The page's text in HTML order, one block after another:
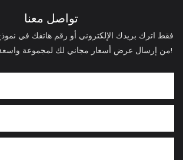
تواصل معنا
فقط اترك بريدك الإلكتروني أو رقم هاتفك في
من إرسال عرض أسعار مجاني لك لمجموعة واسعة من التصميمات لدينا!